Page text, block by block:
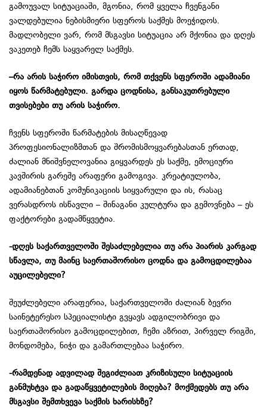
გამოუვალ სიტუაციაში, მგონია, რომ ყველა ჩვენგანი
ვალდებულია ნებისმიერი სფეროს საქმეს მოეჭიდოს.
მადლობელი ვარ, რომ მსგავსი სიტუაცია არ მქონია და დღეს
ვაკეთებ ჩემს საყვარელ საქმეს.
–რა არის საჭირო იმისთვის, რომ თქვენს სფეროში ადამიანი
იყოს წარმატებული. გარდა ცოდნისა, განსაკუთრებული
თვისებები თუ არის საჭირო.
ჩვენს სფეროში წარმატების მისაღწევად
პროფესიონალიზმთან და შრომისმოყვარებასთან ერთად,
ძალიან მნიშვნელოვანია გიყვარდეს ეს საქმე, ემოციური
კავშირის გარეშე არაფერი გამოგივა. კრეატიულობა,
ადამიანებთან კომუნიკაციის სიყვარული და ის, რასაც
ვერასდროს ისწავლი – შინაგანი კულტურა და გემოვნება – ეს
ფაქტორები გადამწყვეტია.
-დღეს საქართველოში შესაძლებელია თუ არა პიარის კარგად
სწავლა, თუ მაინც საერთაშორისო ცოდნა და გამოცდილებაა
აუცილებელი?
შეუძლებელი არაფერია, საქართველოში ძალიან ბევრი
საინეტერესო სპეციალისტი გვყავს ადგილობრივი და
საერთაშორისო გამოცდილებით, ჩემი აზრით, პირველ რიგში,
მონდომება, ნიჭი და გამართლებაა საჭირო.
-რამდენად ადვილად შეგიძლიათ კრიზისული სიტუაციის
განმუხტვა და გადაწყვეტილების მიღება? მოქმედებს თუ არა
მსგავსი შემთხვევა საქმის ხარისხზე?